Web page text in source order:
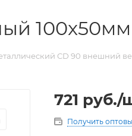
100x50мм
CD 90 внешний
721 руб./
Получить